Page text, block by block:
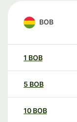
BOB
1 BOB
5 BOB
10 BOB